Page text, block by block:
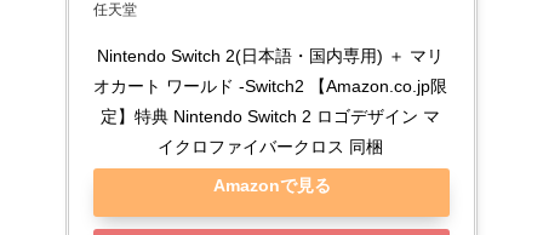
任天堂
Nintendo Switch 2(日本語・国内専用) ＋ マリ
オカート ワールド -Switch2 【Amazon.co.jp限
定】特典 Nintendo Switch 2 ロゴデザイン マ
イクロファイバークロス 同梱
Amazonで見る